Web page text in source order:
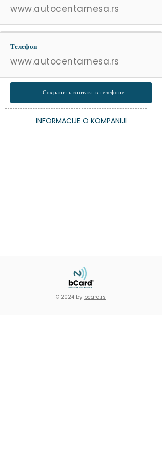
www.autocentarnesa.rs
Телефон
www.autocentarnesa.rs
Сохранить контакт в телефоне
INFORMACIJE O KOMPANIJI
© 2024 by bcard.rs